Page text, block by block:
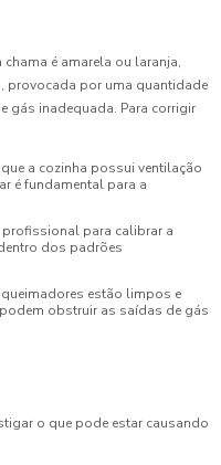
é amarela ou laranja,
provocada por uma quantidade
gás inadequada. Para corrigir
a cozinha possui ventilação
é fundamental para a
profissional para calibrar a
dos padrões
estão limpos e
obstruir as saídas de gás
o que pode estar causando